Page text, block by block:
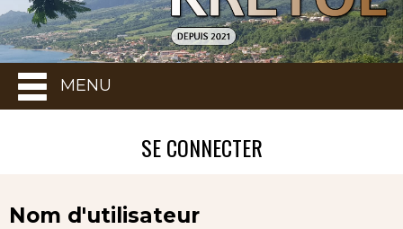
MENU
SE CONNECTER
Nom d'utilisateur